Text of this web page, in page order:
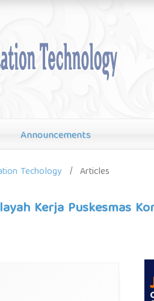
Announcements
Techology / Articles
Kerja Puskesmas